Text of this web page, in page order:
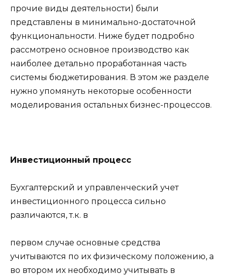
прочие виды деятельности) были
представлены в минимально-достаточной
функциональности. Ниже будет подробно
рассмотрено основное производство как
наиболее детально проработанная часть
системы бюджетирования. В этом же разделе
нужно упомянуть некоторые особенности
моделирования остальных бизнес-процессов.
Инвестиционный процесс
Бухгалтерский и управленческий учет
инвестиционного процесса сильно
различаются, т.к. в
первом случае основные средства
учитываются по их физическому положению, а
во втором их необходимо учитывать в